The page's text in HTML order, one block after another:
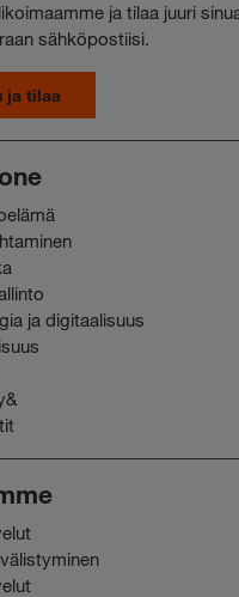
ja tilaa juuri
sähköpostiisi.
ja tilaa
ja digitaalisuus